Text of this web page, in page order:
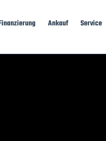
Ankauf Service